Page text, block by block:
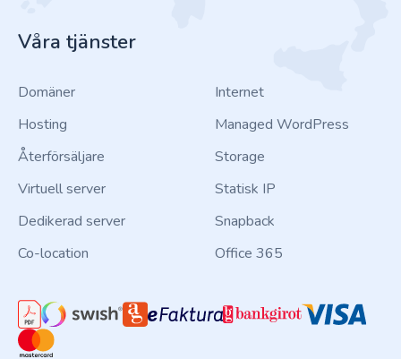
Våra tjänster
Domäner
Hosting
Återförsäljare
Virtuell server
Dedikerad server
Co-location
Internet
Managed WordPress
Storage
Statisk IP
Snapback
Office 365